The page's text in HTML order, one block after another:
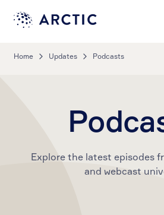
Home Updates Podcasts
Explore the latest episodes
and webcast